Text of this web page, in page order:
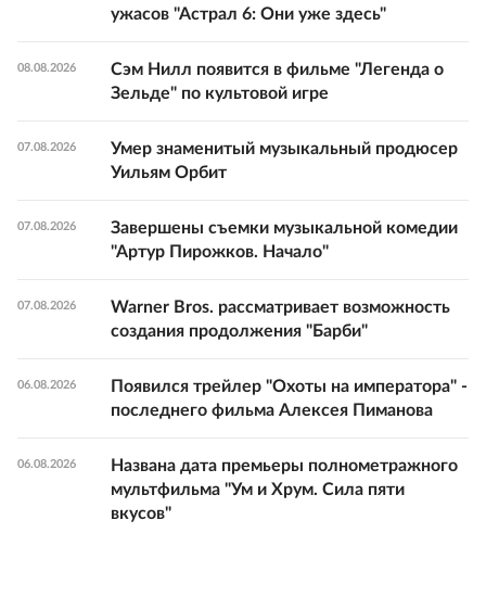
ужасов "Астрал 6: Они уже здесь"
08.08.2026
Сэм Нилл появится в фильме "Легенда о
Зельде" по культовой игре
07.08.2026
Умер знаменитый музыкальный продюсер
Уильям Орбит
07.08.2026
Завершены съемки музыкальной комедии
"Артур Пирожков. Начало"
07.08.2026
Warner Bros. рассматривает возможность
создания продолжения "Барби"
06.08.2026
Появился трейлер "Охоты на императора" -
последнего фильма Алексея Пиманова
06.08.2026
Названа дата премьеры полнометражного
мультфильма "Ум и Хрум. Сила пяти
вкусов"